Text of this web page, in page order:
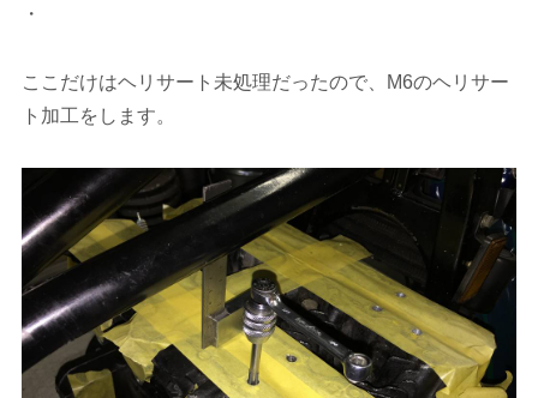
・
ここだけはヘリサート未処理だったので、M6のヘリサー
ト加工をします。